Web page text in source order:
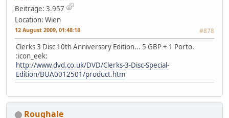
Beiträge: 3.957
Location: Wien
12 August 2009, 01:48:18 #878
Clerks 3 Disc 10th Anniversary Edition... 5 GBP + 1 Porto.
:icon_eek:
http://www.dvd.co.uk/DVD/Clerks-3-Disc-Special-
Edition/BUA0012501/product.htm
Roughale